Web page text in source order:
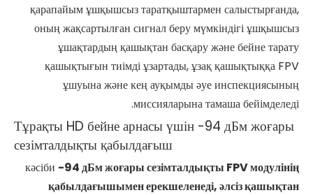
қарапайым ұшқышсыз таратқыштармен салыстырғанда,
оның жақсартылған сигнал беру мүмкіндігі ұшқышсыз
ұшақтардың қашықтан басқару және бейне тарату
қашықтығын тиімді ұзартады, ұзақ қашықтыққа FPV
ұшуына және кең ауқымды әуе инспекциясының
миссияларына тамаша бейімделеді.
Тұрақты HD бейне арнасы үшін -94 дБм жоғары
сезімталдықты қабылдағыш
кәсіби -94 дБм жоғары сезімталдықты FPV модулінің
қабылдағышымен ерекшеленеді, әлсіз қашықтан